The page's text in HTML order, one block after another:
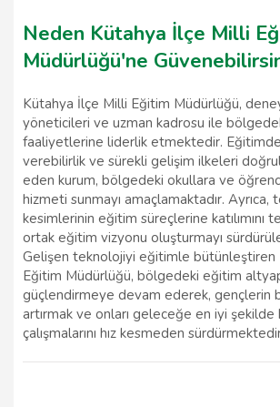
Neden Kütahya İlçe Milli
Müdürlüğü'ne
Kütahya İlçe Milli Eğitim Müdürlüğü,
yöneticileri ve uzman kadrosu ile
faaliyetlerine liderlik etmektedir.
verebilirlik ve sürekli gelişim ilkeleri
eden kurum, bölgedeki okullara ve
hizmeti sunmayı amaçlamaktadır.
kesimlerinin eğitim süreçlerine katılımını
ortak eğitim vizyonu oluşturmayı
Gelişen teknolojiyi eğitimle bütünleştiren
Eğitim Müdürlüğü, bölgedeki eğitim
güçlendirmeye devam ederek, gençlerin
artırmak ve onları geleceğe en iyi şekilde
çalışmalarını hız kesmeden